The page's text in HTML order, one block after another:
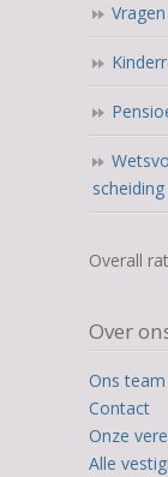
scheiding
5,0
on
12.345
ratings
Overall
Over
Ons team
Contact
Onze
Alle